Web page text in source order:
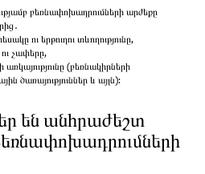
բեռնափոխադրումների արժեքը
ու երթուղու տևողությունը,
չափերը,
առկայությունը (բեռնակիրների
ծառայություններ և այլն):
են անհրաժեշտ